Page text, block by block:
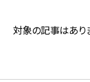
対象の記事はあり